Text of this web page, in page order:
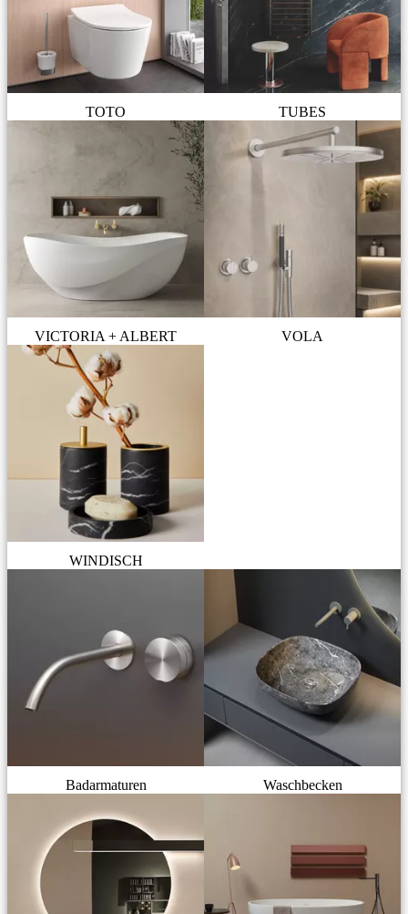
TOTO TUBES
VICTORIA + ALBERT VOLA
WINDISCH
Badarmaturen Waschbecken